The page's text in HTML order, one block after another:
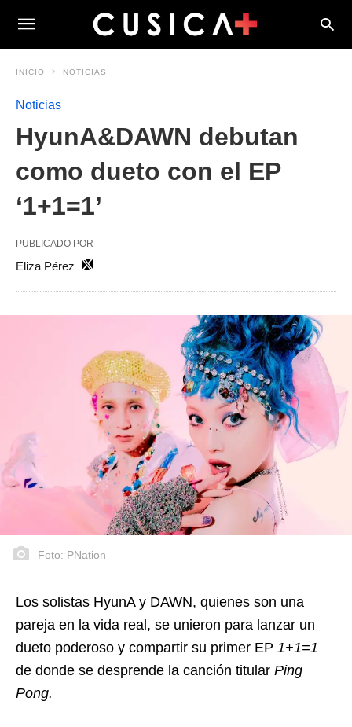
INICIO NOTICIAS
Noticias
HyunA&DAWN debutan
como dueto con el EP
‘1+1=1’
PUBLICADO POR
Eliza Pérez
Foto: PNation
Los solistas HyunA y DAWN, quienes son una
pareja en la vida real, se unieron para lanzar un
dueto poderoso y compartir su primer EP 1+1=1
de donde se desprende la canción titular Ping
Pong.